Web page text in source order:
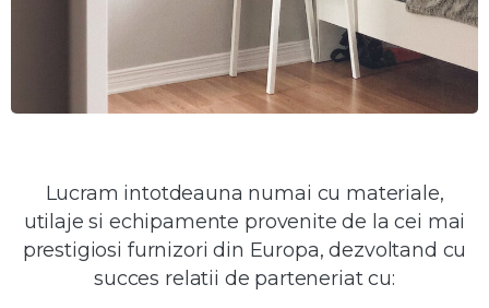
Lucram intotdeauna numai cu materiale,
utilaje si echipamente provenite de la cei mai
prestigiosi furnizori din Europa, dezvoltand cu
succes relatii de parteneriat cu: